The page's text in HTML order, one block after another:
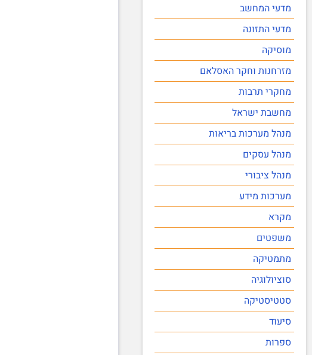
מדעי המחשב
מדעי התזונה
מוסיקה
מזרחנות וחקר האסלאם
מחקרי תרבות
מחשבת ישראל
מנהל מערכות בריאות
מנהל עסקים
מנהל ציבורי
מערכות מידע
מקרא
משפטים
מתמטיקה
סוציולוגיה
סטטיסטיקה
סיעוד
ספרות